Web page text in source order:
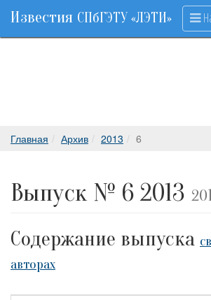
Известия СПбГЭТУ «ЛЭТИ»
Главная Архив 2013 6
Выпуск № 6 2013
Содержание выпуска
авторах